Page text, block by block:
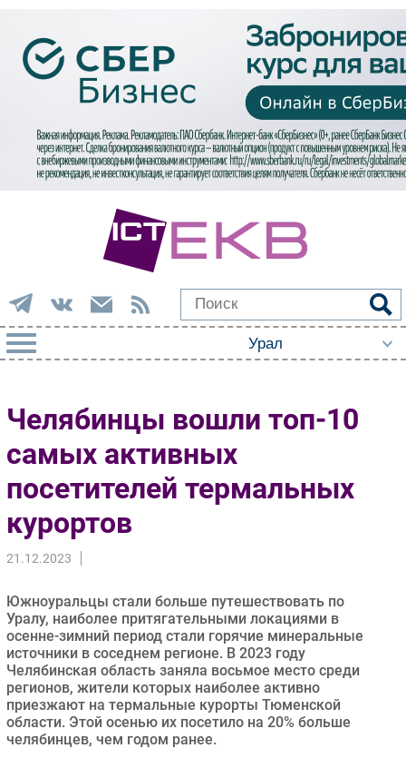
Импорто­замещение
Автоматизация Промышленности
Интернет
Фиксированная связь
Интеграция
Маркетинг
Торговые сети
Оборудование
ПО
Outsourcing
Кадры
Челябинцы вошли топ-10
самых активных
посетителей термальных
курортов
21.12.2023
Южноуральцы стали больше путешествовать по
Уралу, наиболее притягательными локациями в
осенне-зимний период стали горячие минеральные
источники в соседнем регионе. В 2023 году
Челябинская область заняла восьмое место среди
регионов, жители которых наиболее активно
приезжают на термальные курорты Тюменской
области. Этой осенью их посетило на 20% больше
челябинцев, чем годом ранее.